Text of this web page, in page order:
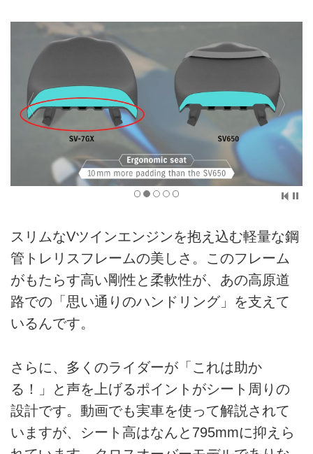
スリムなVツインエンジンを抱え込む軽量な鋼
管トレリスフレームの美しさ。このフレーム
がもたらす高い剛性と柔軟性が、あの高原道
路での「思い通りのハンドリング」を支えて
いるんです。
さらに、多くのライダーが「これは助か
る！」と声を上げるポイントがシート周りの
設計です。動画でも実車を使って解説されて
いますが、シート高はなんと795mmに抑えら